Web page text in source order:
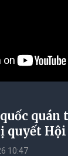
quyết
10:47